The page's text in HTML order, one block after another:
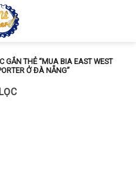
GẮN THẺ “MUA BIA EAST WEST
Ở ĐÀ NẴNG”
LỌC